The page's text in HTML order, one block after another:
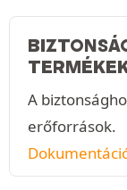
A
erőforrások.